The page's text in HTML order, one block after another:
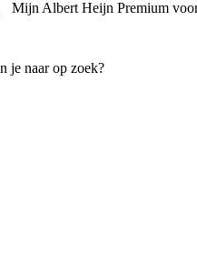
Mijn Albert Heijn Premium